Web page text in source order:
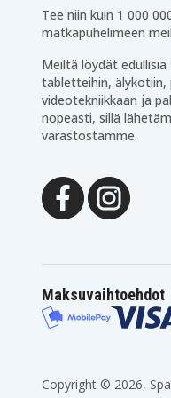
Tee niin kuin 1 000
matkapuhelimeen
Meiltä löydät
tabletteihin, älykotiin,
videotekniikkaan ja
nopeasti, sillä
varastostamme.
Maksuvaihtoehdot
Copyright © 2026,